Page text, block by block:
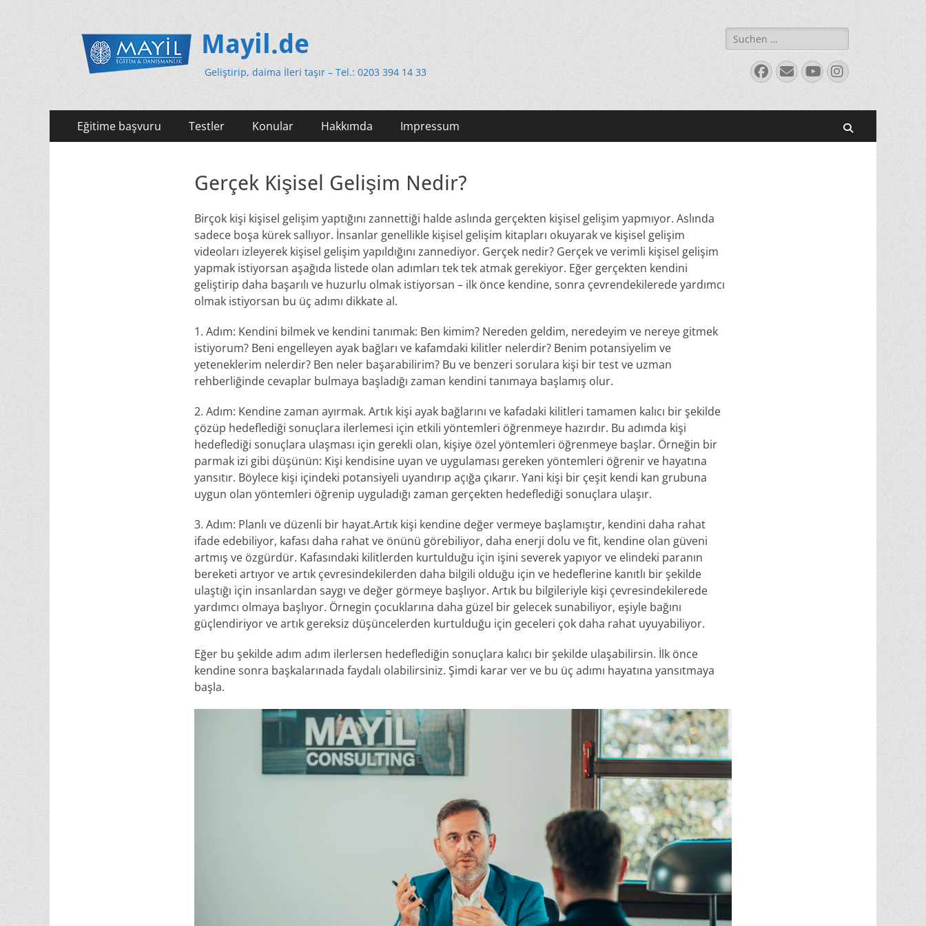
Mayil.de
Geliştirip, daima İleri taşır – Tel.: 0203 394 14 33
Suchen
nach:
Facebook
E-
Mail
YouTube
Instagram
Primäres
Menü
Inhalt
Eğitime başvuru Testler Konular Hakkımda Impressum
Gerçek Kişisel Gelişim Nedir?
Birçok kişi kişisel gelişim yaptığını zannettiği halde aslında gerçekten kişisel gelişim yapmıyor. Aslında
sadece boşa kürek sallıyor. İnsanlar genellikle kişisel gelişim kitapları okuyarak ve kişisel gelişim
videoları izleyerek kişisel gelişim yapıldığını zannediyor. Gerçek nedir? Gerçek ve verimli kişisel gelişim
yapmak istiyorsan aşağıda listede olan adımları tek tek atmak gerekiyor. Eğer gerçekten kendini
geliştirip daha başarılı ve huzurlu olmak istiyorsan – ilk önce kendine, sonra çevrendekilerede yardımcı
olmak istiyorsan bu üç adımı dikkate al.
1. Adım: Kendini bilmek ve kendini tanımak: Ben kimim? Nereden geldim, neredeyim ve nereye gitmek
istiyorum? Beni engelleyen ayak bağları ve kafamdaki kilitler nelerdir? Benim potansiyelim ve
yeteneklerim nelerdir? Ben neler başarabilirim? Bu ve benzeri sorulara kişi bir test ve uzman
rehberliğinde cevaplar bulmaya başladığı zaman kendini tanımaya başlamış olur.
2. Adım: Kendine zaman ayırmak. Artık kişi ayak bağlarını ve kafadaki kilitleri tamamen kalıcı bir şekilde
çözüp hedeflediği sonuçlara ilerlemesi için etkili yöntemleri öğrenmeye hazırdır. Bu adımda kişi
hedeflediği sonuçlara ulaşması için gerekli olan, kişiye özel yöntemleri öğrenmeye başlar. Örneğin bir
parmak izi gibi düşünün: Kişi kendisine uyan ve uygulaması gereken yöntemleri öğrenir ve hayatına
yansıtır. Böylece kişi içindeki potansiyeli uyandırıp açığa çıkarır. Yani kişi bir çeşit kendi kan grubuna
uygun olan yöntemleri öğrenip uyguladığı zaman gerçekten hedeflediği sonuçlara ulaşır.
3. Adım: Planlı ve düzenli bir hayat.Artık kişi kendine değer vermeye başlamıştır, kendini daha rahat
ifade edebiliyor, kafası daha rahat ve önünü görebiliyor, daha enerji dolu ve fit, kendine olan güveni
artmış ve özgürdür. Kafasındaki kilitlerden kurtulduğu için işini severek yapıyor ve elindeki paranın
bereketi artıyor ve artık çevresindekilerden daha bilgili olduğu için ve hedeflerine kanıtlı bir şekilde
ulaştığı için insanlardan saygı ve değer görmeye başlıyor. Artık bu bilgileriyle kişi çevresindekilerede
yardımcı olmaya başlıyor. Örnegin çocuklarına daha güzel bir gelecek sunabiliyor, eşiyle bağını
güçlendiriyor ve artık gereksiz düşüncelerden kurtulduğu için geceleri çok daha rahat uyuyabiliyor.
Eğer bu şekilde adım adım ilerlersen hedeflediğin sonuçlara kalıcı bir şekilde ulaşabilirsin. İlk önce
kendine sonra başkalarınada faydalı olabilirsiniz. Şimdi karar ver ve bu üç adımı hayatına yansıtmaya
başla.